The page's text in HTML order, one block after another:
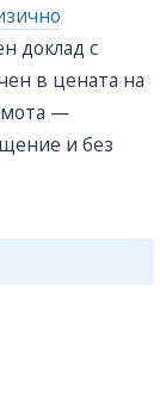
доклад с
в цената на
—
и без